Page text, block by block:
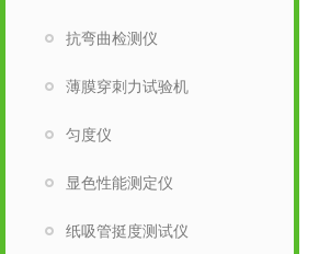
抗弯曲检测仪
薄膜穿刺力试验机
匀度仪
显色性能测定仪
纸吸管挺度测试仪